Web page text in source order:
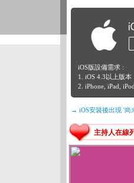
iOS版設備需求 :
1. iOS 4.3以上版本
2. iPhone, iPad,
→ iOS安裝後出現 '尚
主持人在線